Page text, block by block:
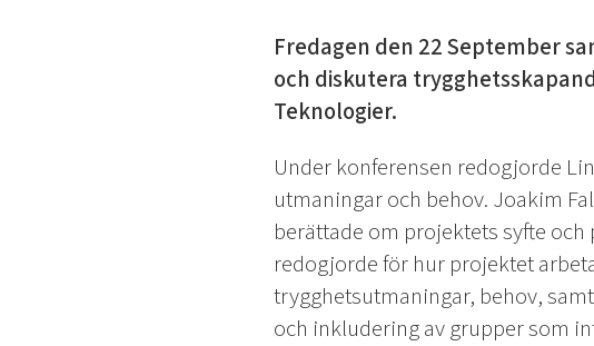
Fredagen den 22 September
och diskutera
Teknologier.
Under konferensen redogjorde
utmaningar och behov. Joakim
berättade om projektets syfte
redogjorde för hur projektet
trygghetsutmaningar, behov,
och inkludering av grupper som